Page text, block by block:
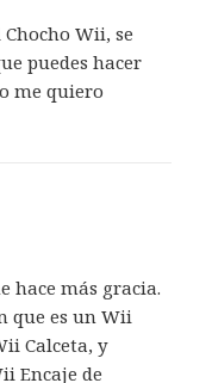
Wii, se
puedes hacer
me quiero
hace más gracia.
que es un Wii
Calceta, y
Encaje de